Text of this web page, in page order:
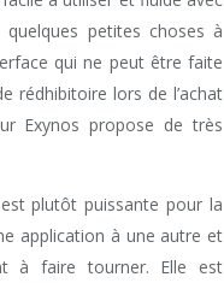
petites choses à
qui ne peut être faite
rédhibitoire lors de l’achat
Exynos propose de très
est plutôt puissante pour la
application à une autre et
à faire tourner. Elle est